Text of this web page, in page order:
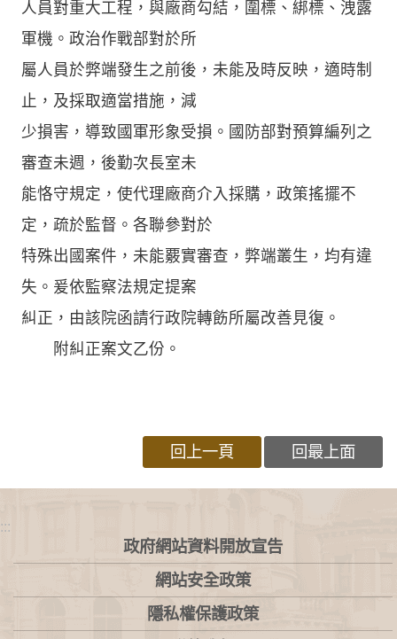
人員對重大工程，與廠商勾結，圍標、綁標、洩露
軍機。政治作戰部對於所
屬人員於弊端發生之前後，未能及時反映，適時制
止，及採取適當措施，減
少損害，導致國軍形象受損。國防部對預算編列之
審查未週，後勤次長室未
能恪守規定，使代理廠商介入採購，政策搖擺不
定，疏於監督。各聯參對於
特殊出國案件，未能覈實審查，弊端叢生，均有違
失。爰依監察法規定提案
糾正，由該院函請行政院轉飭所屬改善見復。
附糾正案文乙份。
回上一頁 回最上面
:::
政府網站資料開放宣告
網站安全政策
隱私權保護政策